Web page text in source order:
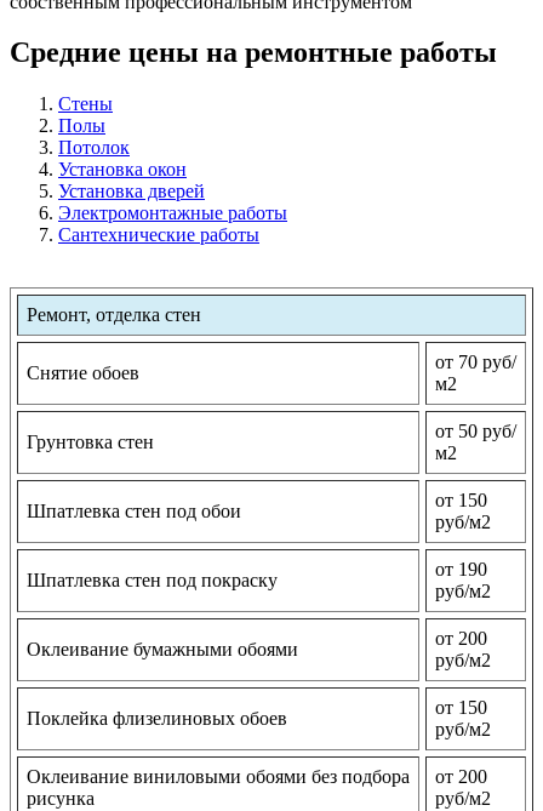
Средние цены на ремонтные работы
Стены
Полы
Потолок
Установка окон
Установка дверей
Электромонтажные работы
Сантехнические работы
Ремонт, отделка стен
Снятие обоев
от 70 руб/
м2
Грунтовка стен
от 50 руб/
м2
Шпатлевка стен под обои
от 150
руб/м2
Шпатлевка стен под покраску
от 190
руб/м2
Оклеивание бумажными обоями
от 200
руб/м2
Поклейка флизелиновых обоев
от 150
руб/м2
Оклеивание виниловыми обоями без подбора
рисунка
от 200
руб/м2